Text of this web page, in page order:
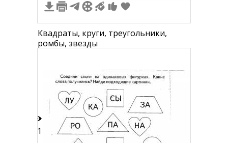
Квадраты, круги, треугольники,
ромбы, звезды
11